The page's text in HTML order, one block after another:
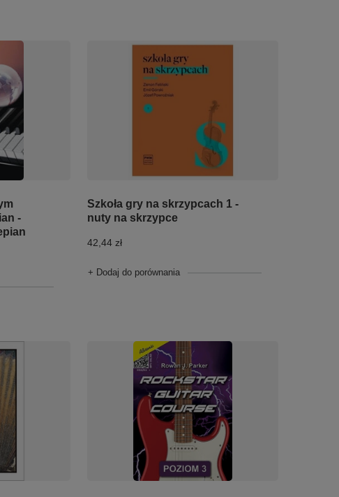
-
Szkoła gry na skrzypcach 1 -
nuty na skrzypce
42,44 zł
+ Dodaj do porównania